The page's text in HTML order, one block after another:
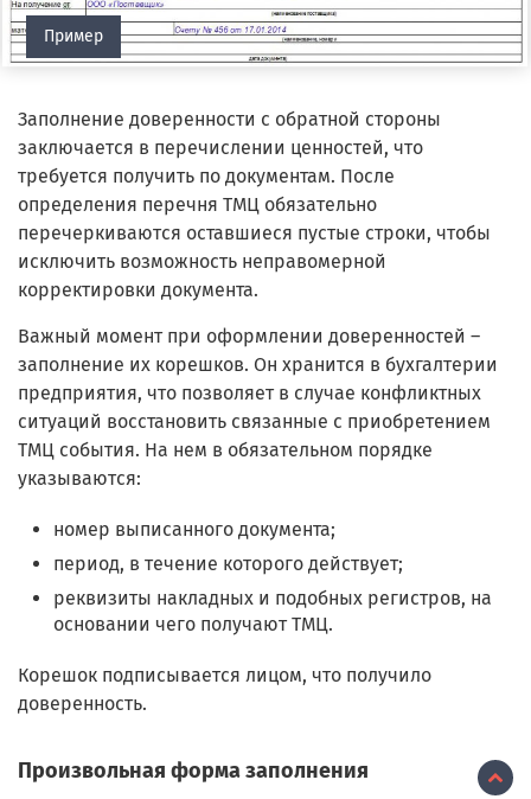
Пример
Заполнение доверенности с обратной стороны
заключается в перечислении ценностей, что
требуется получить по документам. После
определения перечня ТМЦ обязательно
перечеркиваются оставшиеся пустые строки, чтобы
исключить возможность неправомерной
корректировки документа.
Важный момент при оформлении доверенностей –
заполнение их корешков. Он хранится в бухгалтерии
предприятия, что позволяет в случае конфликтных
ситуаций восстановить связанные с приобретением
ТМЦ события. На нем в обязательном порядке
указываются:
номер выписанного документа;
период, в течение которого действует;
реквизиты накладных и подобных регистров, на
основании чего получают ТМЦ.
Корешок подписывается лицом, что получило
доверенность.
Произвольная форма заполнения